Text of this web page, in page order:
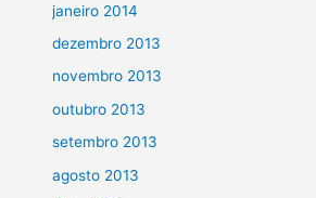
janeiro 2014
dezembro 2013
novembro 2013
outubro 2013
setembro 2013
agosto 2013